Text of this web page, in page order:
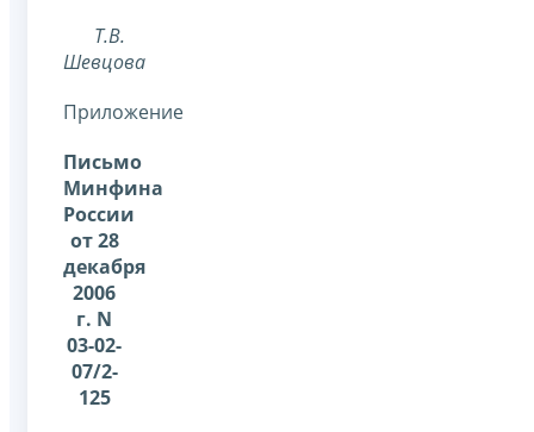
Т.В.
Шевцова
Приложение
Письмо
Минфина
России
от 28
декабря
2006
г. N
03-02-
07/2-
125